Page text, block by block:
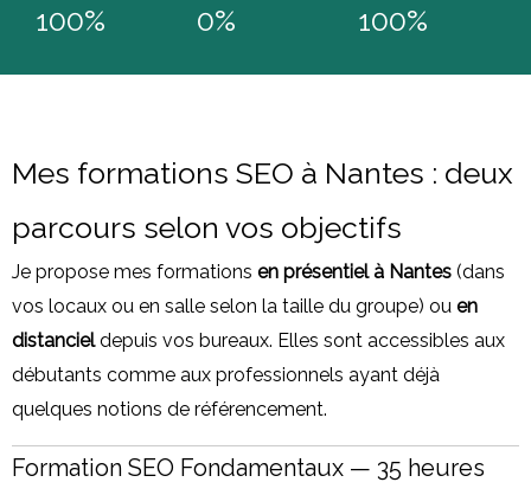
100% 0% 100%
Mes formations SEO à Nantes : deux
parcours selon vos objectifs
Je propose mes formations en présentiel à Nantes (dans
vos locaux ou en salle selon la taille du groupe) ou en
distancieldepuis vos bureaux. Elles sont accessibles aux
débutants comme aux professionnels ayant déjà
quelques notions de référencement.
Formation SEO Fondamentaux — 35 heures